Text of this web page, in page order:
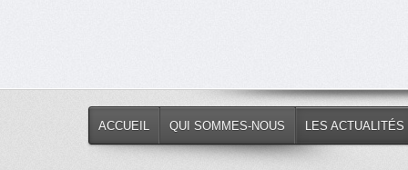
ACCUEIL QUI SOMMES-NOUS LES ACTUALITÉS